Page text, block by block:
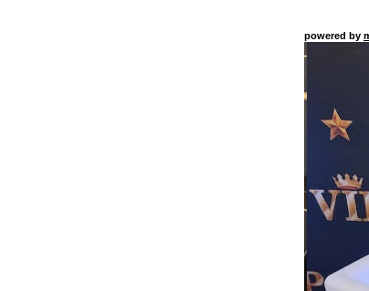
powered by